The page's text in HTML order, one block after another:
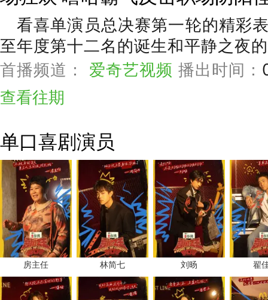
看喜单演员总决赛第一轮的精彩
至年度第十二名的诞生和平静之夜
首播频道：
爱奇艺视频 播出时间：
查看往期
单口喜剧演员
房主任 林简七 刘旸 翟